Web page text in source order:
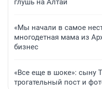
глушь на Алтай
«Мы начали в самое
многодетная мама из
бизнес
«Все еще в шоке»: сыну
трогательный пост и